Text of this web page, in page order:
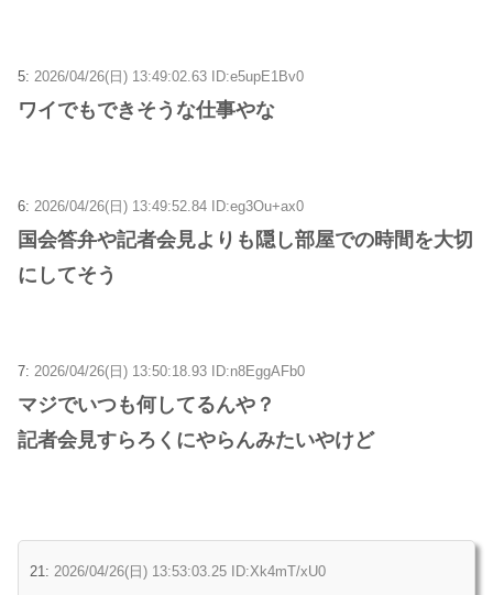
5: 2026/04/26(日) 13:49:02.63 ID:e5upE1Bv0
ワイでもできそうな仕事やな
6: 2026/04/26(日) 13:49:52.84 ID:eg3Ou+ax0
国会答弁や記者会見よりも隠し部屋での時間を大切
にしてそう
7: 2026/04/26(日) 13:50:18.93 ID:n8EggAFb0
マジでいつも何してるんや？
記者会見すらろくにやらんみたいやけど
21: 2026/04/26(日) 13:53:03.25 ID:Xk4mT/xU0